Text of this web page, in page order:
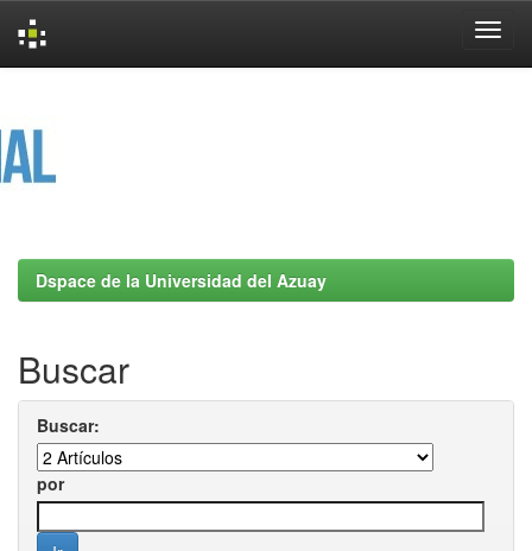
Dspace de la Universidad del Azuay
Buscar
Buscar:
por